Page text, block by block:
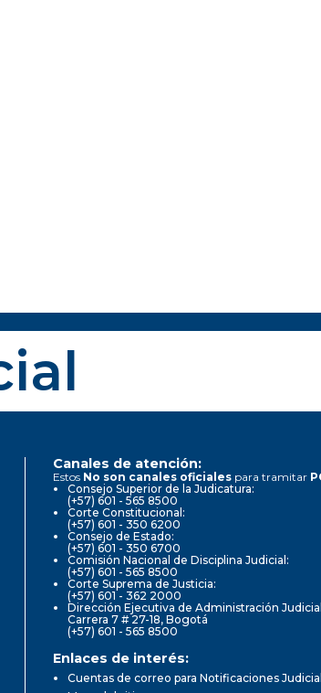
Canales de atención:
Estos No son canales oficiales para tramitar
Consejo Superior de la Judicatura:
(+57) 601 - 565 8500
Corte Constitucional:
(+57) 601 - 350 6200
Consejo de Estado:
(+57) 601 - 350 6700
Comisión Nacional de Disciplina Judicial:
(+57) 601 - 565 8500
Corte Suprema de Justicia:
(+57) 601 - 362 2000
Dirección Ejecutiva de Administración
Carrera 7 # 27-18, Bogotá
(+57) 601 - 565 8500
Enlaces de interés:
Cuentas de correo para Notificaciones